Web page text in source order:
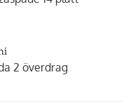
2 överdrag